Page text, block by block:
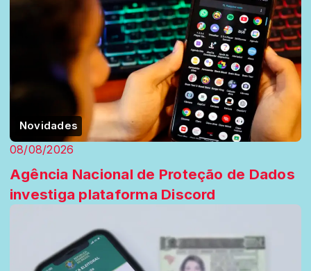
Novidades
08/08/2026
Agência Nacional de Proteção de Dados
investiga plataforma Discord